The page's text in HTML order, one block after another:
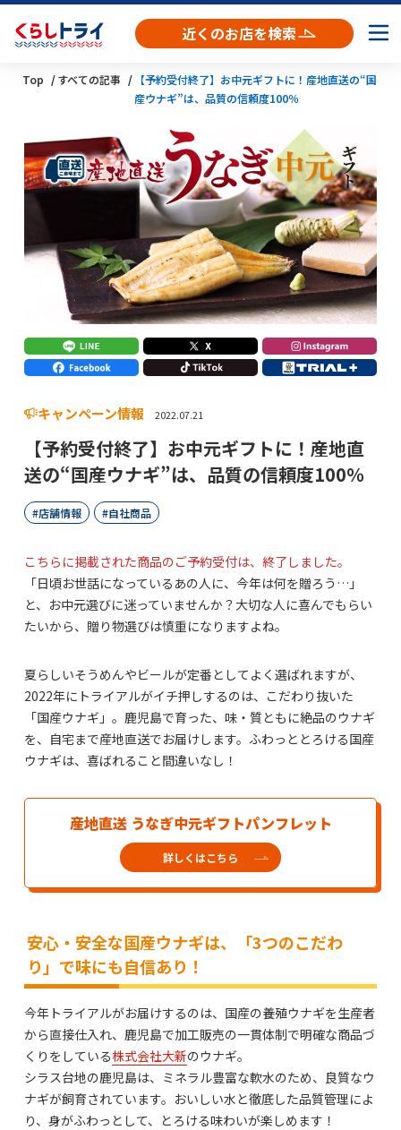
近くのお店を検索
Top すべての記事
【予約受付終了】お中元ギフトに！産地直送の“国
産ウナギ”は、品質の信頼度100％
キャンペーン情報 2022.07.21
【予約受付終了】お中元ギフトに！産地直
送の“国産ウナギ”は、品質の信頼度100％
店舗情報 自社商品
こちらに掲載された商品のご予約受付は、終了しました。
「日頃お世話になっているあの人に、今年は何を贈ろう…」
と、お中元選びに迷っていませんか？大切な人に喜んでもらい
たいから、贈り物選びは慎重になりますよね。
夏らしいそうめんやビールが定番としてよく選ばれますが、
2022年にトライアルがイチ押しするのは、こだわり抜いた
「国産ウナギ」。鹿児島で育った、味・質ともに絶品のウナギ
を、自宅まで産地直送でお届けします。ふわっととろける国産
ウナギは、喜ばれること間違いなし！
産地直送 うなぎ中元ギフトパンフレット
詳しくはこちら
安心・安全な国産ウナギは、「3つのこだわ
り」で味にも自信あり！
今年トライアルがお届けするのは、国産の養殖ウナギを生産者
から直接仕入れ、鹿児島で加工販売の一貫体制で明確な商品づ
くりをしている株式会社大新のウナギ。
シラス台地の鹿児島は、ミネラル豊富な軟水のため、良質なウ
ナギが飼育されています。おいしい水と徹底した品質管理によ
り、身がふわっとして、とろける味わいが楽しめます！